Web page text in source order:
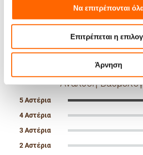
Να επιτρέπονται
Επιτρέπεται η
Άρνηση
5.00 100%
των πελατών
προτείνουν αυτό
το προϊόν για
αγορά
Ανάλυση
5 Αστέρια
4 Αστέρια
3 Αστέρια
2 Αστέρια